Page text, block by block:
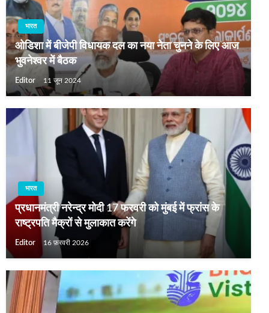
भारत
ओडिशा में बीजेपी विधायक दल का नया नेता चुनने के लिए आज
भुवनेश्‍वर में बैठक
Editor 11 जून 2024
भारत
प्रधानमंत्री नरेन्द्र मोदी 17 फरवरी को मुंबई में फ्रांस के
राष्ट्रपति मैक्रों से मुलाकात करेंगे
Editor 16 फ़रवरी 2026